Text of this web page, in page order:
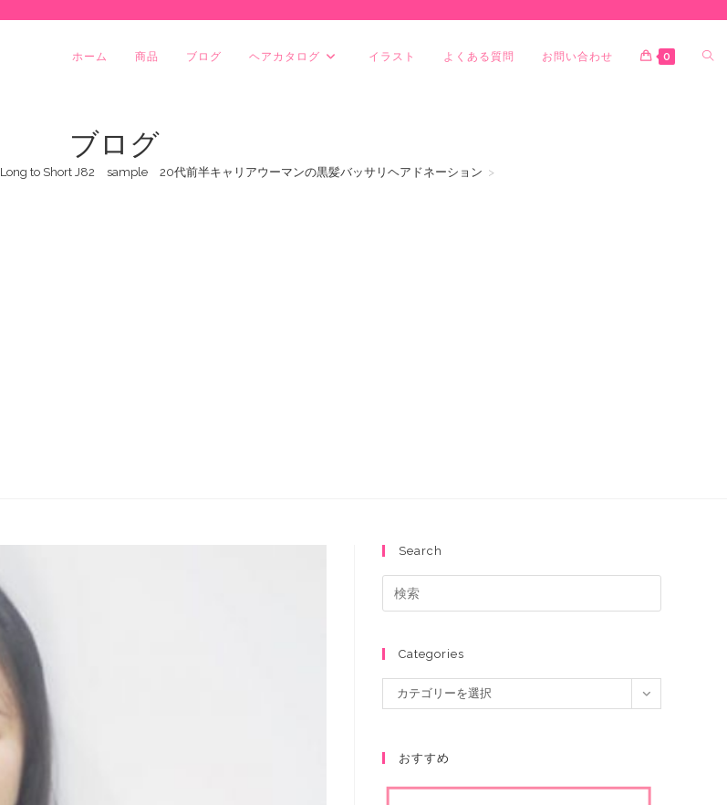
ホーム 商品 ブログ ヘアカタログ イラスト よくある質問 お問い合わせ 0
ブログ
Long to Short J82 sample 20代前半キャリアウーマンの黒髪バッサリヘアドネーション >
Search
Categories
カテゴリーを選択
おすすめ